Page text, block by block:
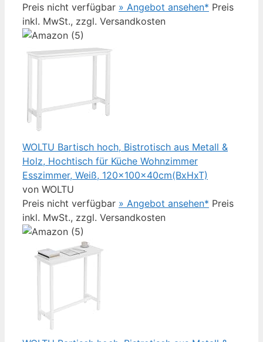
Preis nicht verfügbar » Angebot ansehen* Preis
inkl. MwSt., zzgl. Versandkosten
WOLTU Bartisch hoch, Bistrotisch aus Metall &
Holz, Hochtisch für Küche Wohnzimmer
Esszimmer, Weiß, 120x100x40cm(BxHxT)
von WOLTU
Preis nicht verfügbar » Angebot ansehen* Preis
inkl. MwSt., zzgl. Versandkosten